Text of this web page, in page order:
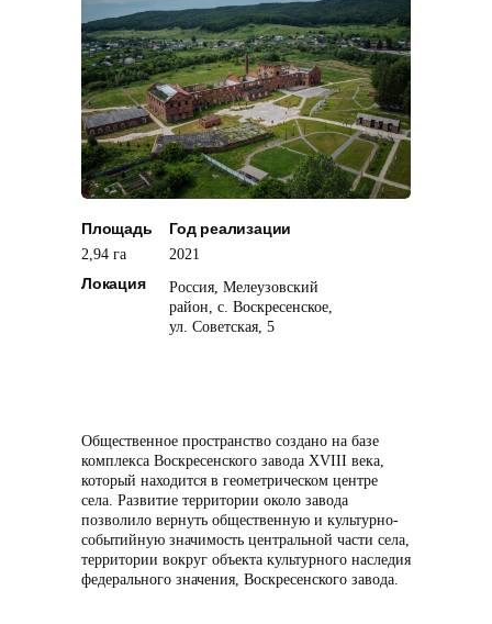
Год реализации
2021
Площадь
2,94 га
Россия, Мелеузовский
район, с. Воскресенское,
ул. Советская, 5
Локация
Общественное пространство создано на базе
комплекса Воскресенского завода XVIII века,
который находится в геометрическом центре
села. Развитие территории около завода
позволило вернуть общественную и культурно-
событийную значимость центральной части села,
территории вокруг объекта культурного наследия
федерального значения, Воскресенского завода.